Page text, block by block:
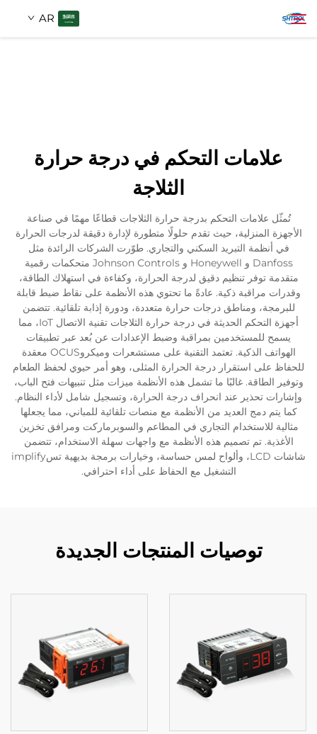
AR
علامات التحكم في درجة حرارة
الثلاجة
تُمثّل علامات التحكم بدرجة حرارة الثلاجات قطاعًا مهمًا في صناعة
الأجهزة المنزلية، حيث تقدم حلولًا متطورة لإدارة دقيقة لدرجات الحرارة
في أنظمة التبريد السكني والتجاري. طوّرت الشركات الرائدة مثل
Danfoss و Honeywell و Johnson Controls متحكمات رقمية
متقدمة توفر تنظيم دقيق لدرجة الحرارة، وكفاءة في استهلاك الطاقة،
وقدرات مراقبة ذكية. عادةً ما تحتوي هذه الأنظمة على نقاط ضبط قابلة
للبرمجة، ومناطق درجات حرارة متعددة، ودورة إذابة تلقائية. تتضمن
أجهزة التحكم الحديثة في درجة حرارة الثلاجات تقنية الاتصال IoT، مما
يسمح للمستخدمين بمراقبة وضبط الإعدادات عن بُعد عبر تطبيقات
الهواتف الذكية. تعتمد التقنية على مستشعرات وميكروOCUS معقدة
للحفاظ على استقرار درجة الحرارة المثلى، وهو أمر حيوي لحفظ الطعام
وتوفير الطاقة. غالبًا ما تشمل هذه الأنظمة ميزات مثل تنبيهات فتح الباب،
وإشارات تحذير عند انحراف درجة الحرارة، وتسجيل شامل لأداء النظام.
كما يتم دمج العديد من الأنظمة مع منصات تلقائية للمباني، مما يجعلها
مثالية للاستخدام التجاري في المطاعم والسوبرماركت ومرافق تخزين
الأغذية. تم تصميم هذه الأنظمة مع واجهات سهلة الاستخدام، تتضمن
شاشات LCD، وألواح لمس حساسة، وخيارات برمجة بديهية تسimplify
التشغيل مع الحفاظ على أداء احترافي.
توصيات المنتجات الجديدة